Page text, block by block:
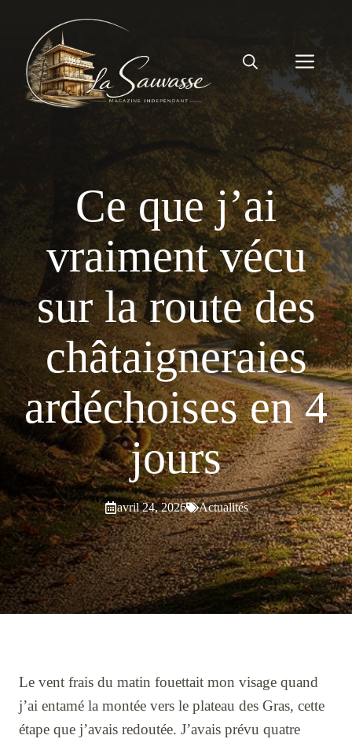
contenu
Ce que j’ai
vraiment vécu
sur la route des
châtaigneraies
ardéchoises en 4
jours
avril 24, 2026 Actualités
Le vent frais du matin fouettait mon visage quand
j’ai entamé la montée vers le plateau des Gras, cette
étape que j’avais redoutée. J’avais prévu quatre